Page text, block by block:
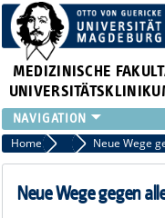
MEDIZINISCHE
INSTITUTE
KLINIKEN
ZENTRALE
Home Archiv 2024 News
Neue Wege gegen